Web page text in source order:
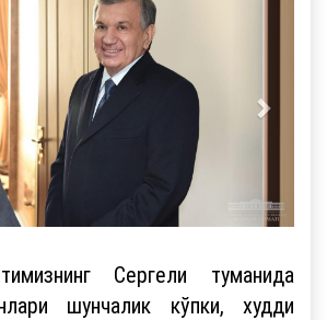
Сергели туманида
шунчалик кўпки, худди